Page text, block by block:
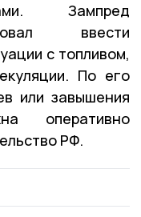
Зампред
ввести
с топливом,
По его
или завышения
оперативно
РФ.